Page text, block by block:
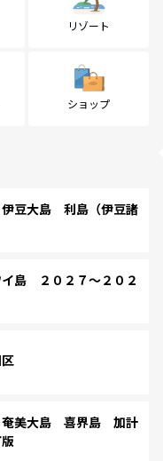
リゾート
ショップ
豆大島 利島（伊豆諸
島 ２０２７～２０２
美大島 喜界島 加計